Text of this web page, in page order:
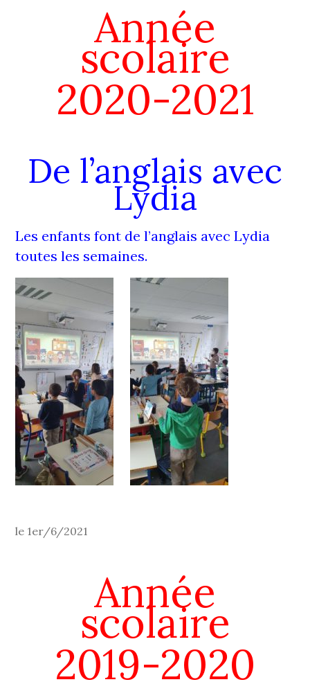
Année
scolaire
2020-2021
De l’anglais avec
Lydia
Les enfants font de l’anglais avec Lydia
toutes les semaines.
le 1er/6/2021
Année
scolaire
2019-2020